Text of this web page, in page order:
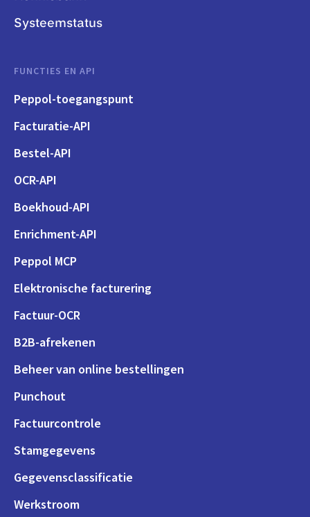
Systeemstatus
FUNCTIES EN API
Peppol-toegangspunt
Facturatie-API
Bestel-API
OCR-API
Boekhoud-API
Enrichment-API
Peppol MCP
Elektronische facturering
Factuur-OCR
B2B-afrekenen
Beheer van online bestellingen
Punchout
Factuurcontrole
Stamgegevens
Gegevensclassificatie
Werkstroom